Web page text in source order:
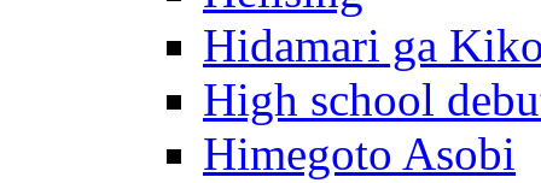
Hidamari ga
High school
Himegoto Asobi